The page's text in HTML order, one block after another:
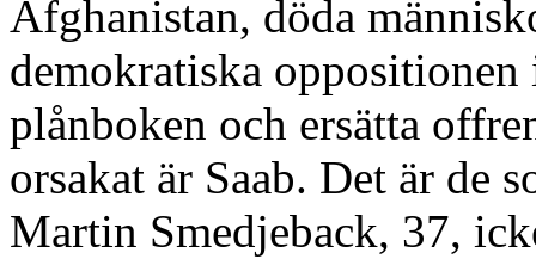
Afghanistan, döda
demokratiska
plånboken och ersätta
orsakat är Saab. Det är de
Martin Smedjeback, 37,